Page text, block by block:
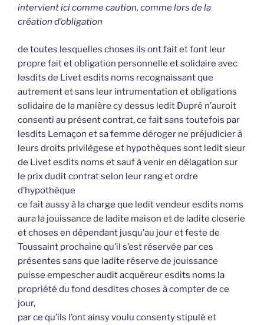
intervient ici comme caution, comme lors de la
création d’obligation
de toutes lesquelles choses ils ont fait et font leur
propre fait et obligation personnelle et solidaire avec
lesdits de Livet esdits noms recognaissant que
autrement et sans leur intrumentation et obligations
solidaire de la manière cy dessus ledit Dupré n’auroit
consenti au présent contrat, ce fait sans toutefois par
lesdits Lemaçon et sa femme déroger ne préjudicier à
leurs droits privilègese et hypothèques sont ledit sieur
de Livet esdits noms et sauf à venir en délagation sur
le prix dudit contrat selon leur rang et ordre
d’hypothèque
ce fait aussy à la charge que ledit vendeur esdits noms
aura la jouissance de ladite maison et de ladite closerie
et choses en dépendant jusqu’au jour et feste de
Toussaint prochaine qu’il s’est réservée par ces
présentes sans que ladite réserve de jouissance
puisse empescher audit acquéreur esdits noms la
propriété du fond desdites choses à compter de ce
jour,
par ce qu’ils l’ont ainsy voulu consenty stipulé et